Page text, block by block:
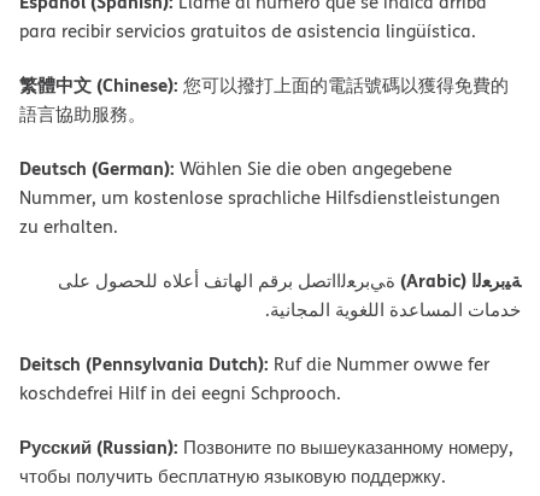
para recibir servicios gratuitos de asistencia lingüística.
繁體中文 (Chinese): 您可以撥打上面的電話號碼以獲得免費的
語言協助服務。
Deutsch (German): Wählen Sie die oben angegebene
Nummer, um kostenlose sprachliche Hilfsdienstleistungen
zu erhalten.
ﺔﯿﺑﺮﻌﻟا (Arabic)
ةﻲﺑﺮﻌﻟااﺗﺼﻞ ﺑﺮﻗﻢ اﻟﮭﺎﺗﻒ أﻋﻼه ﻟﻠﺤﺼﻮل ﻋﻠﻰ
ﺧﺪﻣﺎت اﻟﻤﺴﺎﻋﺪة اﻟﻠﻐﻮﯾﺔ اﻟﻤﺠﺎﻧﯿﺔ.
Deitsch (Pennsylvania Dutch): Ruf die Nummer owwe fer
koschdefrei Hilf in dei eegni Schprooch.
Русский (Russian): Позвоните по вышеуказанному номеру,
чтобы получить бесплатную языковую поддержку.